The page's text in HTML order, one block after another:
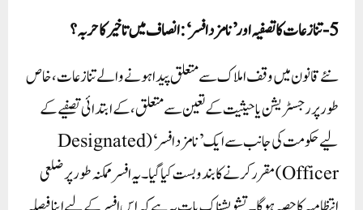
5-تنازعات کا تصفیہ اور ’نامزد افسر‘: انصاف میں تاخیر کا حربہ؟
نئے قانون میں وقف املاک سے متعلق پیدا ہونے والے تنازعات، خاص
طور پر رجسٹریشن یا حیثیت کے تعین سے متعلق، کے ابتدائی تصفیے کے
لیے حکومت کی جانب سے ایک ’نامزد افسر‘ (Designated
Officer) مقرر کرنے کا بندوبست کیا گیا۔ یہ افسر ممکنہ طور پر ضلعی